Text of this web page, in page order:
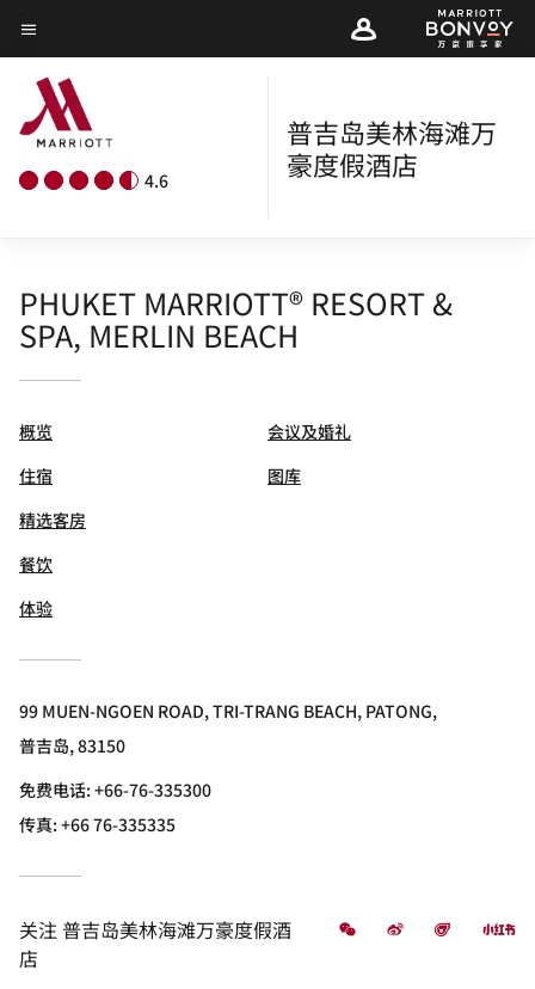
Skip
to
main
content
菜单文本
4.6
普吉岛美林海滩万
豪度假酒店
PHUKET MARRIOTT® RESORT &
SPA, MERLIN BEACH
概览
住宿
精选客房
餐饮
体验
会议及婚礼
图库
99 MUEN-NGOEN ROAD, TRI-TRANG BEACH, PATONG,
普吉岛, 83150
免费电话:+66-76-335300
传真:+66 76-335335
关注普吉岛美林海滩万豪度假酒
店
微信 微博 飞猪